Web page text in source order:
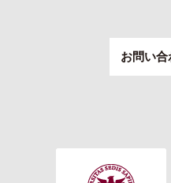
お問い合